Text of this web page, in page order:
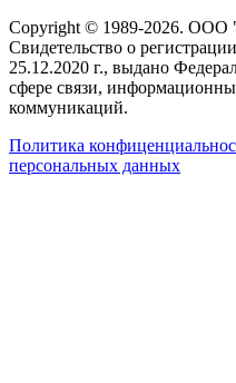
Copyright © 1989-2026. ООО
Свидетельство о
25.12.2020 г., выдано
сфере связи,
коммуникаций.
Политика
персональных данных